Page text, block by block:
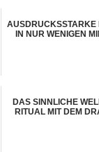
AUSDRUCKSSTARKE
IN NUR WENIGEN
DAS SINNLICHE
RITUAL MIT DEM